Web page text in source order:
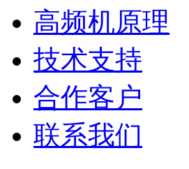
高频机原理
技术支持
合作客户
联系我们